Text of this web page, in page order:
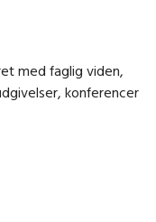
med faglig viden,
konferencer